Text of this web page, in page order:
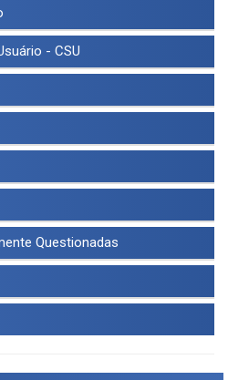
- CSU
Questionadas